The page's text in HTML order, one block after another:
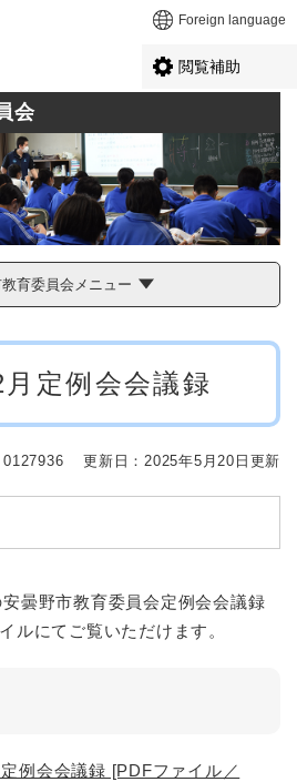
ーを飛ばして本文へ Foreign language
閲覧補助
会
育委員会メニュー
定例会会議録
更新日：2025年5月20日更新
曇野市教育委員会定例会会議録
ルにてご覧いただけます。
例会会議録 [PDFファイル／